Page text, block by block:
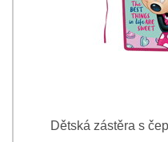
Dětská zástěra s